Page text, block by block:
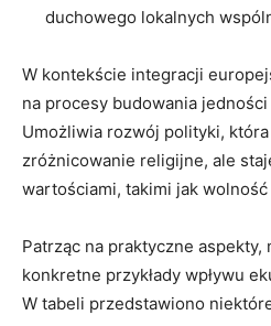
duchowego lokalnych
W kontekście integracji
na ⁢procesy budowania
Umożliwia rozwój ⁤polityki,
zróżnicowanie religijne,⁤ ale
wartościami, takimi⁢ jak
Patrząc na praktyczne aspekty,
konkretne przykłady wpływu
W ⁣tabeli przedstawiono